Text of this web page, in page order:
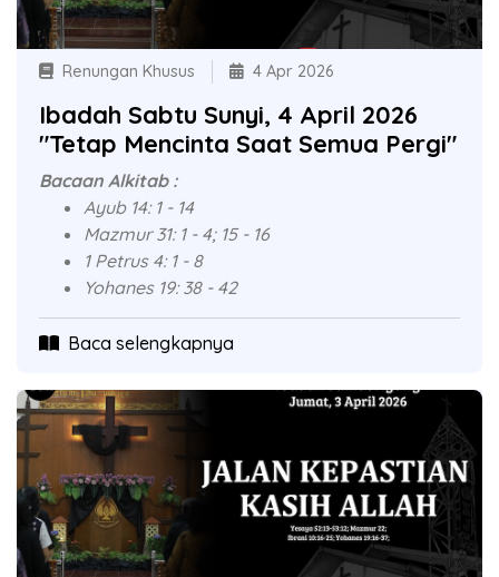
Renungan Khusus 4 Apr 2026
Ibadah Sabtu Sunyi, 4 April 2026
"Tetap Mencinta Saat Semua Pergi"
Bacaan Alkitab :
Ayub 14: 1 - 14
Mazmur 31: 1 - 4; 15 - 16
1 Petrus 4: 1 - 8
Yohanes 19: 38 - 42
Baca selengkapnya